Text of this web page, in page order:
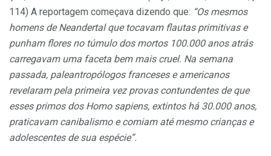
114) A reportagem começava dizendo que: “Os mesmos
homens de Neandertal que toca­vam flautas primitivas e
punham flores no túmulo dos mortos 100.000 anos atrás
carregavam uma faceta bem mais cruel. Na se­mana
passada, paleantropólogos franceses e americanos
revelaram pela primeira vez provas con­tundentes de que
esses primos dos Homo sapiens, extintos há 30.000 anos,
praticavam cani­balismo e comiam até mesmo crianças e
adolescentes de sua espécie”.